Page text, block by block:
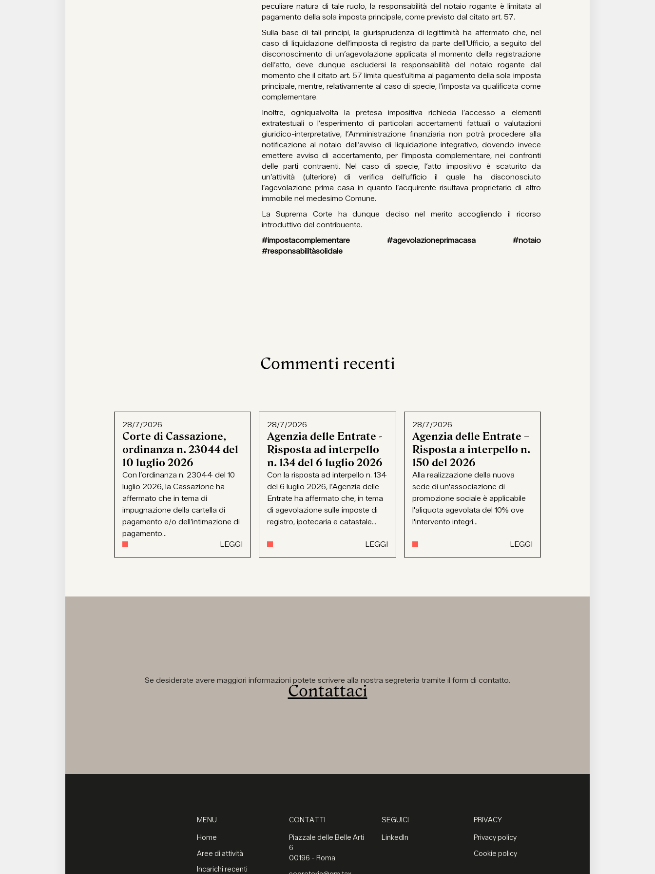
peculiare natura di tale ruolo, la responsabilità del notaio rogante è limitata al
pagamento della sola imposta principale, come previsto dal citato art. 57.
Sulla base di tali principi, la giurisprudenza di legittimità ha affermato che, nel
caso di liquidazione dell’imposta di registro da parte dell’Ufficio, a seguito del
disconoscimento di un’agevolazione applicata al momento della registrazione
dell’atto, deve dunque escludersi la responsabilità del notaio rogante dal
momento che il citato art. 57 limita quest’ultima al pagamento della sola imposta
principale, mentre, relativamente al caso di specie, l’imposta va qualificata come
complementare.
Inoltre, ogniqualvolta la pretesa impositiva richieda l’accesso a elementi
extratestuali o l’esperimento di particolari accertamenti fattuali o valutazioni
giuridico-interpretative, l’Amministrazione finanziaria non potrà procedere alla
notificazione al notaio dell’avviso di liquidazione integrativo, dovendo invece
emettere avviso di accertamento, per l’imposta complementare, nei confronti
delle parti contraenti. Nel caso di specie, l’atto impositivo è scaturito da
un’attività (ulteriore) di verifica dell’ufficio il quale ha disconosciuto
l’agevolazione prima casa in quanto l’acquirente risultava proprietario di altro
immobile nel medesimo Comune.
La Suprema Corte ha dunque deciso nel merito accogliendo il ricorso
introduttivo del contribuente.
#impostacomplementare #agevolazioneprimacasa #notaio
#responsabilitàsolidale
Commenti recenti
28/7/2026
Corte di Cassazione,
ordinanza n. 23044 del
10 luglio 2026
Con l’ordinanza n. 23044 del 10
luglio 2026, la Cassazione ha
affermato che in tema di
impugnazione della cartella di
pagamento e/o dell’intimazione di
pagamento...
LEGGI
28/7/2026
Agenzia delle Entrate -
Risposta ad interpello
n. 134 del 6 luglio 2026
Con la risposta ad interpello n. 134
del 6 luglio 2026, l’Agenzia delle
Entrate ha affermato che, in tema
di agevolazione sulle imposte di
registro, ipotecaria e catastale...
LEGGI
28/7/2026
Agenzia delle Entrate –
Risposta a interpello n.
150 del 2026
Alla realizzazione della nuova
sede di un'associazione di
promozione sociale è applicabile
l'aliquota agevolata del 10% ove
l'intervento integri...
LEGGI
Se desiderate avere maggiori informazioni potete scrivere alla nostra segreteria tramite il form di contatto.
Contattaci
MENU
Home
Aree di attività
Incarichi recenti
CONTATTI
Piazzale delle Belle Arti
6
00196 - Roma
SEGUICI
LinkedIn
PRIVACY
Privacy policy
Cookie policy